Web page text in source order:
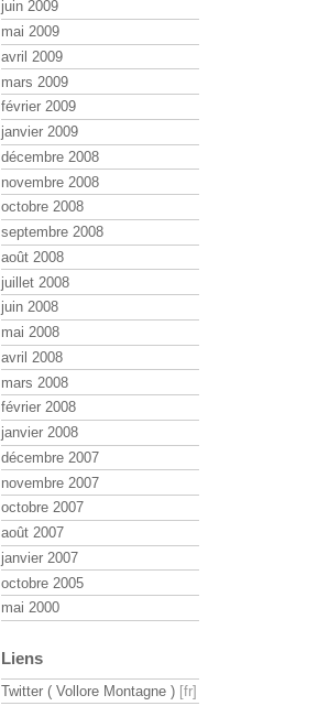
juin 2009
mai 2009
avril 2009
mars 2009
février 2009
janvier 2009
décembre 2008
novembre 2008
octobre 2008
septembre 2008
août 2008
juillet 2008
juin 2008
mai 2008
avril 2008
mars 2008
février 2008
janvier 2008
décembre 2007
novembre 2007
octobre 2007
août 2007
janvier 2007
octobre 2005
mai 2000
Liens
Twitter ( Vollore Montagne )